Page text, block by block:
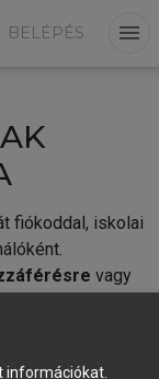
BELÉPÉS menu
fiókoddal, iskolai
vagy
fiókot.
információkat.